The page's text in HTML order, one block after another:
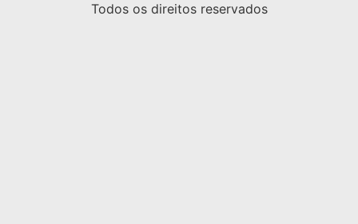
Todos os direitos reservados